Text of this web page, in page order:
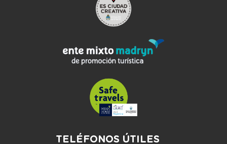
TELÉFONOS ÚTILES